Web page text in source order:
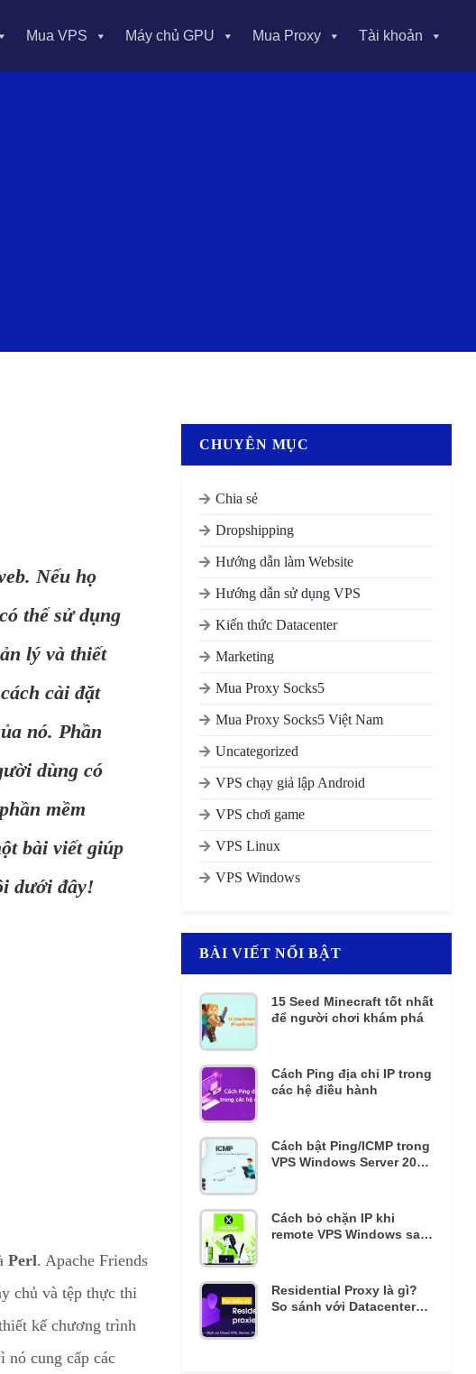
Mua VPS Máy chủ GPU Mua Proxy Tài khoản
Nếu họ
thể sử dụng
lý và thiết
cài đặt
nó. Phần
dùng có
mềm
bài viết giúp
dưới đây!
Perl. Apache Friends
chủ và tệp thực thi
kế chương trình
nó cung cấp các
CHUYÊN MỤC
Chia sẻ
Dropshipping
Hướng dẫn làm Website
Hướng dẫn sử dụng VPS
Kiến thức Datacenter
Marketing
Mua Proxy Socks5
Mua Proxy Socks5 Việt Nam
Uncategorized
VPS chạy giả lập Android
VPS chơi game
VPS Linux
VPS Windows
BÀI VIẾT NỔI BẬT
15 Seed Minecraft tốt nhất
để người chơi khám phá
Cách Ping địa chỉ IP trong
các hệ điều hành
Cách bật Ping/ICMP trong
VPS Windows Server 2016
Cách bỏ chặn IP khi
remote VPS Windows sai
Residential Proxy là gì?
So sánh với Datacenter